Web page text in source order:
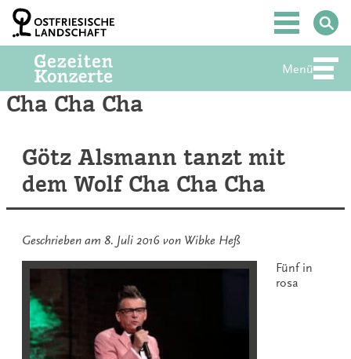
Zum
Inhalt
springen
Hauptmenü
Menü
Cha Cha Cha
Götz Alsmann tanzt mit
dem Wolf Cha Cha Cha
Geschrieben am 8. Juli 2016 von Wibke Heß
Fünf in
rosa